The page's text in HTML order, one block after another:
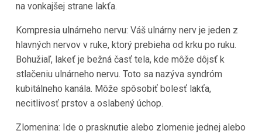
na vonkajšej strane lakťa.
Kompresia ulnárneho nervu: Váš ulnárny nerv je jeden z
hlavných nervov v ruke, ktorý prebieha od krku po ruku.
Bohužiaľ, lakeť je bežná časť tela, kde môže dôjsť k
stlačeniu ulnárneho nervu. Toto sa nazýva syndróm
kubitálneho kanála. Môže spôsobiť bolesť lakťa,
necitlivosť prstov a oslabený úchop.
Zlomenina: Ide o prasknutie alebo zlomenie jednej alebo